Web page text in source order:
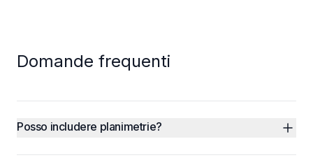
Domande frequenti
Posso includere planimetrie?